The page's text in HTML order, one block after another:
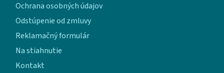
Ochrana osobných údajov
Odstúpenie od zmluvy
Reklamačný formulár
Na stiahnutie
Kontakt